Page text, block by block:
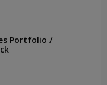
Portfolio /